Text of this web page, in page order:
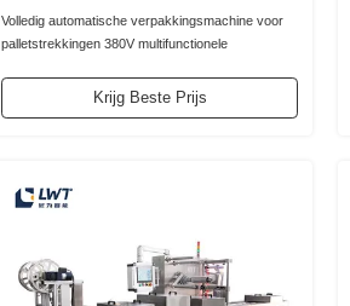
Volledig automatische verpakkingsmachine voor
palletstrekkingen 380V multifunctionele
Krijg Beste Prijs